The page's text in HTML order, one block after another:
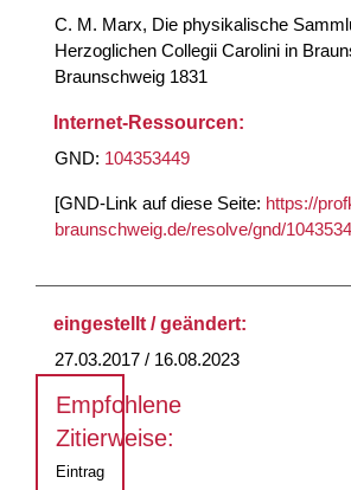
C. M. Marx, Die physikalische
Herzoglichen Collegii Carolini in
Braunschweig 1831
Internet-Ressourcen:
GND: 104353449
[GND-Link auf diese Seite: https://
braunschweig.de/resolve/gnd/
eingestellt / geändert:
27.03.2017 / 16.08.2023
Empfohlene
Zitierweise:
Eintrag